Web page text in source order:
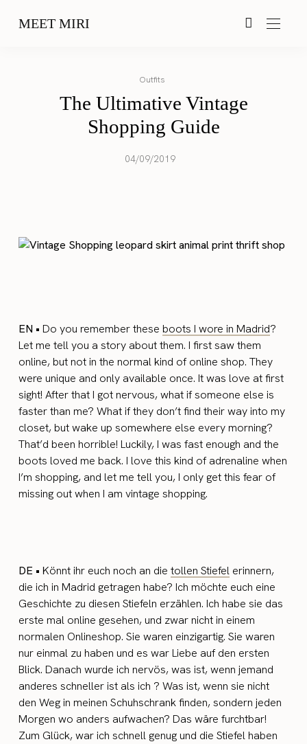
MEET MIRI
Outfits
The Ultimative Vintage
Shopping Guide
04/09/2019
EN •Do you remember theseboots I wore in Madrid?
Let me tell you a story about them. I first saw them
online, but not in the normal kind of online shop. They
were unique and only available once. It was love at first
sight! After that I got nervous, what if someone else is
faster than me? What if they don’t find their way into my
closet, but wake up somewhere else every morning?
That’d been horrible! Luckily, I was fast enough and the
boots loved me back. I love this kind of adrenaline when
I’m shopping, and let me tell you, I only get this fear of
missing out when I am vintage shopping.
DE •Könnt ihr euch noch an dietollen Stiefel erinnern,
die ich in Madrid getragen habe? Ich möchte euch eine
Geschichte zu diesen Stiefeln erzählen. Ich habe sie das
erste mal online gesehen, und zwar nicht in einem
normalen Onlineshop. Sie waren einzigartig. Sie waren
nur einmal zu haben und es war Liebe auf den ersten
Blick. Danach wurde ich nervös, was ist, wenn jemand
anderes schneller ist als ich ? Was ist, wenn sie nicht
den Weg in meinen Schuhschrank finden, sondern jeden
Morgen wo anders aufwachen? Das wäre furchtbar!
Zum Glück, war ich schnell genug und die Stiefel haben